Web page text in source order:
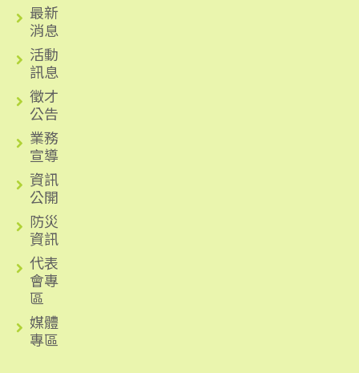
最新
消息
活動
訊息
徵才
公告
業務
宣導
資訊
公開
防災
資訊
代表
會專
區
媒體
專區